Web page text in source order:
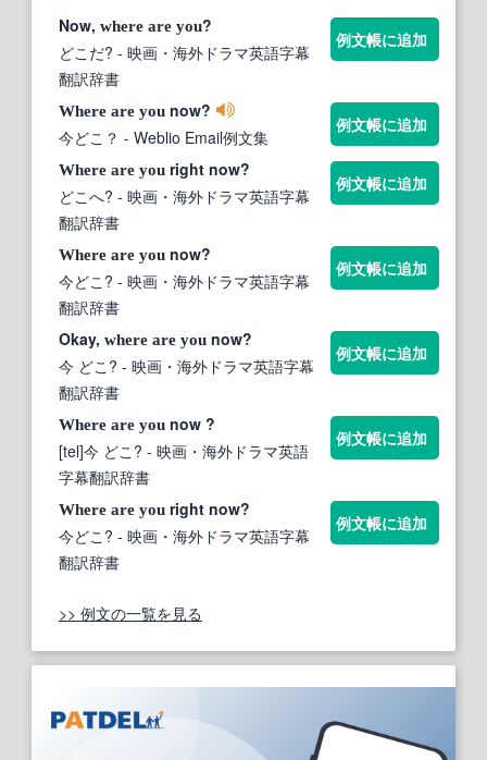
Now, where are you?
どこだ? - 映画・海外ドラマ英語字幕
翻訳辞書
例文帳に追加
Where are you now?
今どこ？ - Weblio Email例文集
例文帳に追加
Where are you right now?
どこへ? - 映画・海外ドラマ英語字幕
翻訳辞書
例文帳に追加
Where are you now?
今どこ? - 映画・海外ドラマ英語字幕
翻訳辞書
例文帳に追加
Okay, where are you now?
今 どこ? - 映画・海外ドラマ英語字幕
翻訳辞書
例文帳に追加
Where are you now ?
[tel]今 どこ? - 映画・海外ドラマ英語
字幕翻訳辞書
例文帳に追加
Where are you right now?
今どこ? - 映画・海外ドラマ英語字幕
翻訳辞書
例文帳に追加
>> 例文の一覧を見る